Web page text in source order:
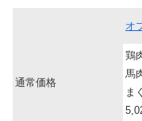
オ
通常価格
鶏
馬
ま